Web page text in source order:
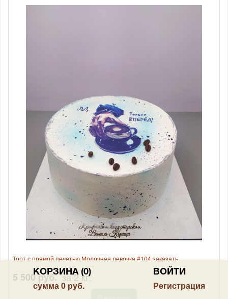
ВОЙТИ
Регистрация
КОРЗИНА (0)
сумма0 руб.
Торт с прямой печатью Молочная девочка #104 заказать
5 500 руб. за 2 кг.